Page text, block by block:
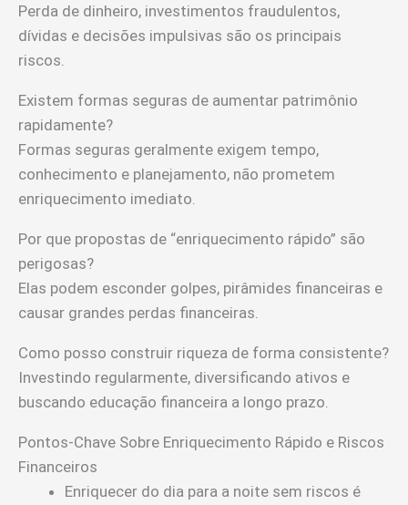
Perda de dinheiro, investimentos fraudulentos,
dívidas e decisões impulsivas são os principais
riscos.
Existem formas seguras de aumentar patrimônio
rapidamente?
Formas seguras geralmente exigem tempo,
conhecimento e planejamento, não prometem
enriquecimento imediato.
Por que propostas de “enriquecimento rápido” são
perigosas?
Elas podem esconder golpes, pirâmides financeiras e
causar grandes perdas financeiras.
Como posso construir riqueza de forma consistente?
Investindo regularmente, diversificando ativos e
buscando educação financeira a longo prazo.
Pontos-Chave Sobre Enriquecimento Rápido e Riscos
Financeiros
Enriquecer do dia para a noite sem riscos é